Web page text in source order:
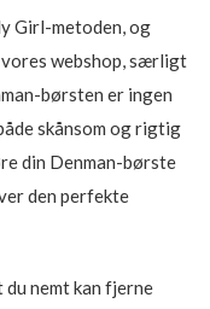
Girl-metoden, og
webshop, særligt
børsten er ingen
skånsom og rigtig
din Denman-børste
den perfekte
nemt kan fjerne